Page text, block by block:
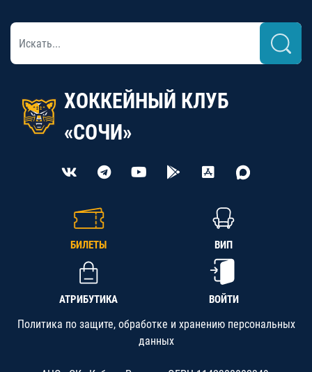
ХОККЕЙНЫЙ КЛУБ
«СОЧИ»
БИЛЕТЫ ВИП
АТРИБУТИКА ВОЙТИ
Политика по защите, обработке и хранению персональных
данных